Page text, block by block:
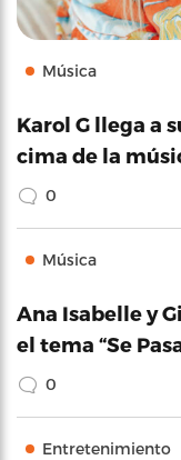
Música
Karol G llega a
cima de la
0
Música
Ana Isabelle y
el tema “Se
0
Entretenimiento